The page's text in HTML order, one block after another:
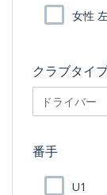
女性
クラブタイ
番手
U1